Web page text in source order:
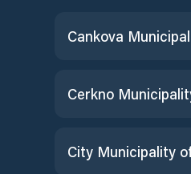
Cankova
Cerkno